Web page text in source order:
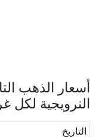
أسعار الذهب
النرويجية لكل
التاريخ